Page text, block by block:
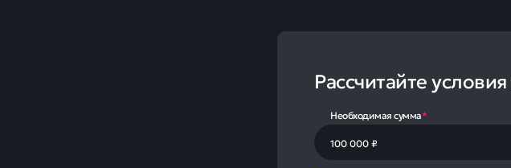
Рассчитайте
Необходимая сумма*